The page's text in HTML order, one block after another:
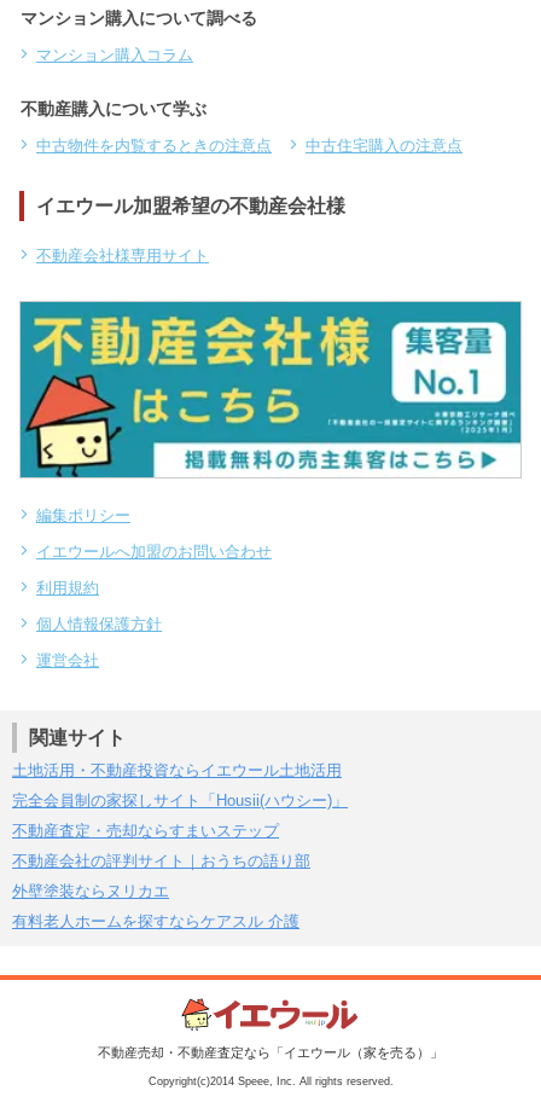
マンション購入について調べる
マンション購入コラム
不動産購入について学ぶ
中古物件を内覧するときの注意点 中古住宅購入の注意点
イエウール加盟希望の不動産会社様
不動産会社様専用サイト
編集ポリシー
イエウールへ加盟のお問い合わせ
利用規約
個人情報保護方針
運営会社
関連サイト
土地活用・不動産投資ならイエウール土地活用
完全会員制の家探しサイト「Housii(ハウシー)」
不動産査定・売却ならすまいステップ
不動産会社の評判サイト｜おうちの語り部
外壁塗装ならヌリカエ
有料老人ホームを探すならケアスル 介護
不動産売却・不動産査定なら「イエウール（家を売る）」
Copyright(c)2014 Speee, Inc. All rights reserved.